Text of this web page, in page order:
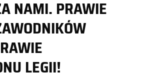
NAMI. PRAWIE
LEGII!